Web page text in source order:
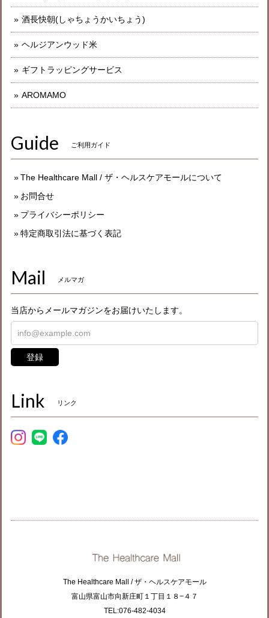
酒長快朝(しゃちょうかいちょう)
ヘルジアンウッド米
ギフトラッピングサービス
AROMAMO
Guide ご利用ガイド
The Healthcare Mall / ザ・ヘルスケアモールについて
お問合せ
プライバシーポリシー
特定商取引法に基づく表記
Mail メルマガ
当店からメールマガジンをお届けいたします。
登録
Link リンク
The Healthcare Mall / ザ・ヘルスケアモール
富山県富山市向新庄町１丁目１８−４７
TEL:076-482-4034